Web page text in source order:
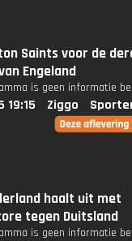
Saints voor de
Engeland
is geen informatie
19:15 Ziggo
haalt uit met
tegen Duitsland
is geen informatie